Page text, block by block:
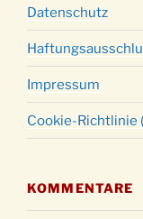
Datenschutz
Impressum
Cookie-Richtlinie
KOMMENTARE